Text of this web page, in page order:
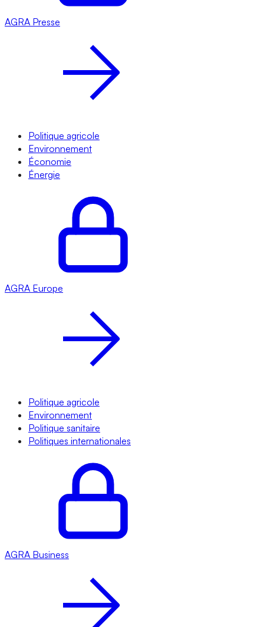
AGRA Presse
Politique agricole
Environnement
Économie
Énergie
AGRA Europe
Politique agricole
Environnement
Politique sanitaire
Politiques internationales
AGRA Business